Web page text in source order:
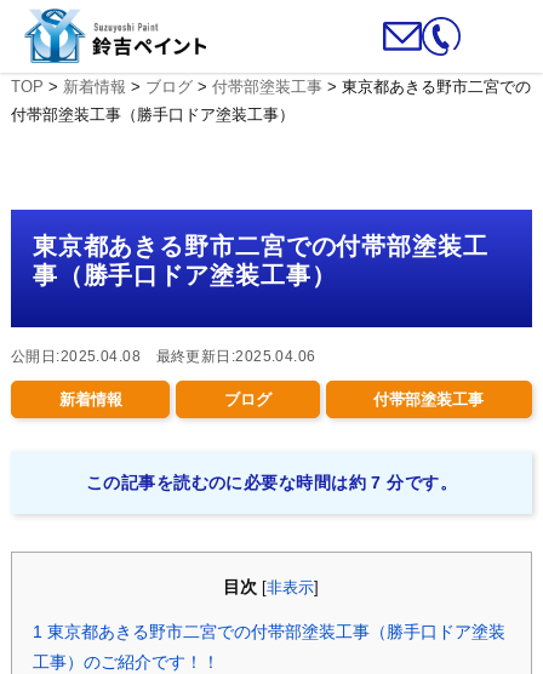
TOP > 新着情報 > ブログ> 付帯部塗装工事> 東京都あきる野市二宮での
付帯部塗装工事（勝手口ドア塗装工事）
東京都あきる野市二宮での付帯部塗装工
事（勝手口ドア塗装工事）
公開日:2025.04.08 最終更新日:2025.04.06
新着情報 ブログ 付帯部塗装工事
この記事を読むのに必要な時間は約 7 分です。
目次 [非表示
1東京都あきる野市二宮での付帯部塗装工事（勝手口ドア塗装
工事）のご紹介です！！